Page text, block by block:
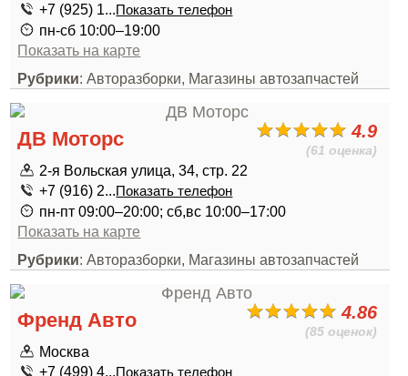
+7 (925) 1...Показать телефон
пн-сб 10:00–19:00
Показать на карте
Рубрики: Авторазборки, Магазины автозапчастей
4.9
(61 оценка)
ДВ Моторс
2-я Вольская улица, 34, стр. 22
+7 (916) 2...Показать телефон
пн-пт 09:00–20:00; сб,вс 10:00–17:00
Показать на карте
Рубрики: Авторазборки, Магазины автозапчастей
4.86
(85 оценок)
Френд Авто
Москва
+7 (499) 4...Показать телефон